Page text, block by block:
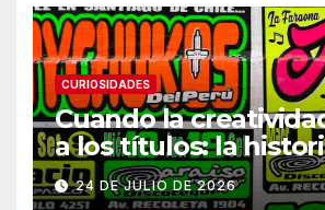
CURIOSIDADES
Cuando la
a los títulos: la
Armani
24 DE JULIO DE 2026